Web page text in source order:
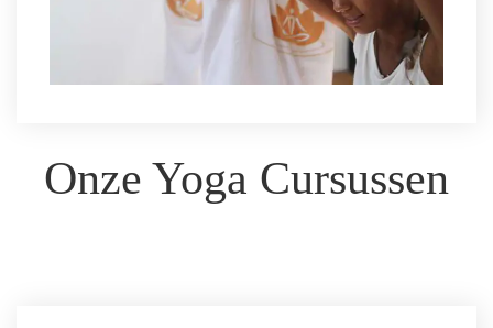
Onze Yoga Cursussen